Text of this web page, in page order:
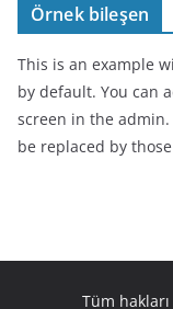
Örnek bileşen
This is an example
by default. You can
screen in the
be replaced by
Tüm